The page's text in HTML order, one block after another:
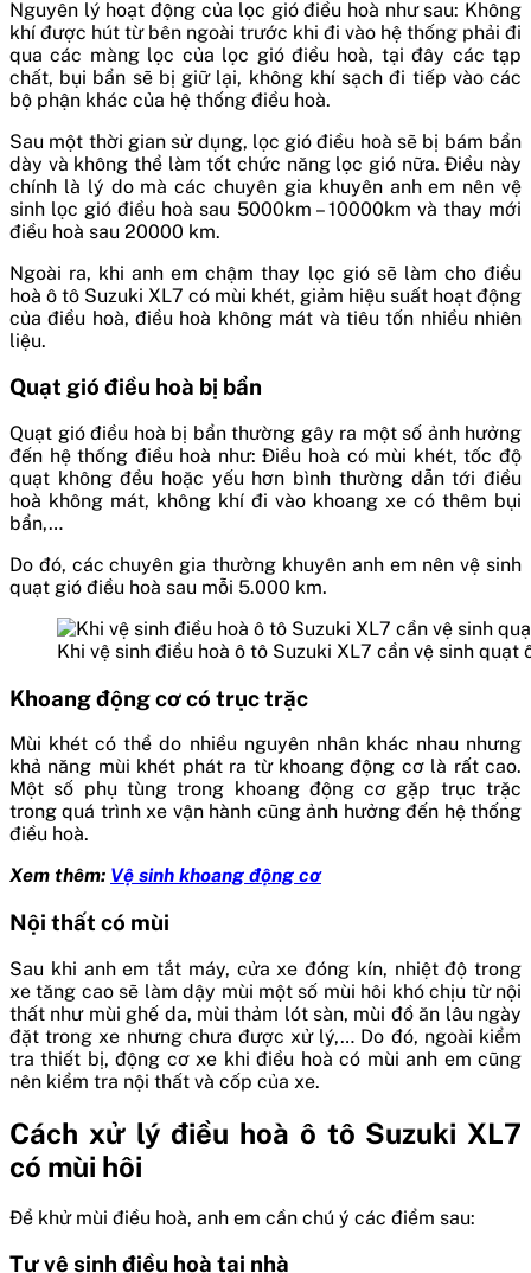
Nguyên lý hoạt động của lọc gió điều hoà như sau: Không
khí được hút từ bên ngoài trước khi đi vào hệ thống phải đi
qua các màng lọc của lọc gió điều hoà, tại đây các tạp
chất, bụi bẩn sẽ bị giữ lại, không khí sạch đi tiếp vào các
bộ phận khác của hệ thống điều hoà.
Sau một thời gian sử dụng, lọc gió điều hoà sẽ bị bám bẩn
dày và không thể làm tốt chức năng lọc gió nữa. Điều này
chính là lý do mà các chuyên gia khuyên anh em nên vệ
sinh lọc gió điều hoà sau 5000km – 10000km và thay mới
điều hoà sau 20000 km.
Ngoài ra, khi anh em chậm thay lọc gió sẽ làm cho điều
hoà ô tô Suzuki XL7 có mùi khét, giảm hiệu suất hoạt động
của điều hoà, điều hoà không mát và tiêu tốn nhiều nhiên
liệu.
Quạt gió điều hoà bị bẩn
Quạt gió điều hoà bị bẩn thường gây ra một số ảnh hưởng
đến hệ thống điều hoà như: Điều hoà có mùi khét, tốc độ
quạt không đều hoặc yếu hơn bình thường dẫn tới điều
hoà không mát, không khí đi vào khoang xe có thêm bụi
bẩn,…
Do đó, các chuyên gia thường khuyên anh em nên vệ sinh
quạt gió điều hoà sau mỗi 5.000 km.
Khi vệ sinh điều hoà ô tô Suzuki XL7 cần vệ sinh quạt
Khoang động cơ có trục trặc
Mùi khét có thể do nhiều nguyên nhân khác nhau nhưng
khả năng mùi khét phát ra từ khoang động cơ là rất cao.
Một số phụ tùng trong khoang động cơ gặp trục trặc
trong quá trình xe vận hành cũng ảnh hưởng đến hệ thống
điều hoà.
Xem thêm: Vệ sinh khoang động cơ
Nội thất có mùi
Sau khi anh em tắt máy, cửa xe đóng kín, nhiệt độ trong
xe tăng cao sẽ làm dậy mùi một số mùi hôi khó chịu từ nội
thất như mùi ghế da, mùi thảm lót sàn, mùi đồ ăn lâu ngày
đặt trong xe nhưng chưa được xử lý,… Do đó, ngoài kiểm
tra thiết bị, động cơ xe khi điều hoà có mùi anh em cũng
nên kiểm tra nội thất và cốp của xe.
Cách xử lý điều hoà ô tô Suzuki XL7
có mùi hôi
Để khử mùi điều hoà, anh em cần chú ý các điểm sau:
Tự vệ sinh điều hoà tại nhà